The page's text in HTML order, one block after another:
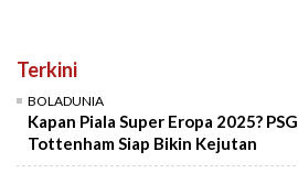
Terkini
BOLADUNIA
Kapan Piala Super Eropa 2025?
Tottenham Siap Bikin Kejutan